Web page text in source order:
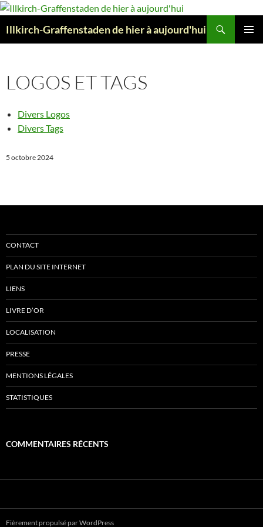
Aller
contenu
Illkirch-Graffenstaden de hier à aujourd'hui
LOGOS ET TAGS
Divers Logos
Divers Tags
5 octobre 2024
CONTACT
PLAN DU SITE INTERNET
LIENS
LIVRE D’OR
LOCALISATION
PRESSE
MENTIONS LÉGALES
STATISTIQUES
COMMENTAIRES RÉCENTS
Fièrement propulsé par WordPress